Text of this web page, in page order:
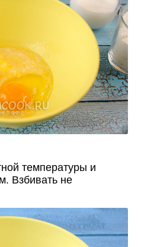
температуры и
Взбивать не